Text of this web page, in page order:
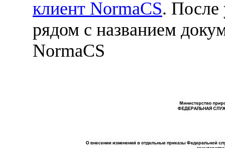
клиент NormaCS. После
рядом с названием
NormaCS